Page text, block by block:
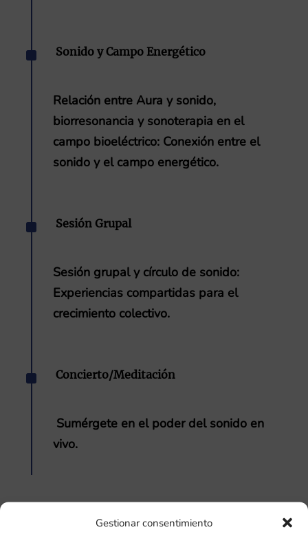
Gestionar consentimiento
^ Sonido y Campo Energético
Relación entre Aura y sonido,
biorresonancia y sonoterapia en el
campo bioeléctrico: Conexión entre el
sonido y el campo energético.
^ Sesión Grupal
Sesión grupal y círculo de sonido:
Experiencias compartidas para el
crecimiento colectivo.
^ Concierto/Meditación
Sumérgete en el poder del sonido en
vivo.